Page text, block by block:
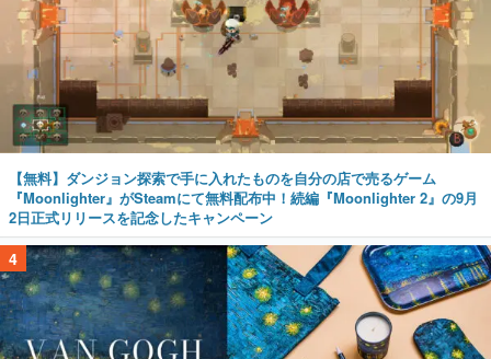
【無料】ダンジョン探索で手に入れたものを自分の店で売るゲーム
『Moonlighter』がSteamにて無料配布中！続編『Moonlighter 2』の9月
2日正式リリースを記念したキャンペーン
4